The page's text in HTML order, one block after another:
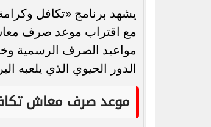
يشهد برنامج «تكافل
مواعيد الصرف الرسمية
الدور الحيوي الذي يلعبه
موعد صرف معاش تكافل
التسجيل وما الذي ستعلنه وزارة التعليم...